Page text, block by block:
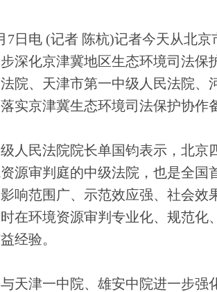
电 (记者 陈杭)记者今天从北京
深化京津冀地区生态环境司法保
院、天津市第一中级人民法院、
实京津冀生态环境司法保护协作
民法院院长单国钧表示，北京
源审判庭的中级法院，也是全国
响范围广、示范效应强、社会效
在环境资源审判专业化、规范化
经验。
津一中院、雄安中院进一步强